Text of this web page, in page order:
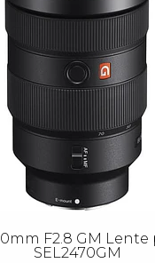
F2.8 GM Lente
SEL2470GM